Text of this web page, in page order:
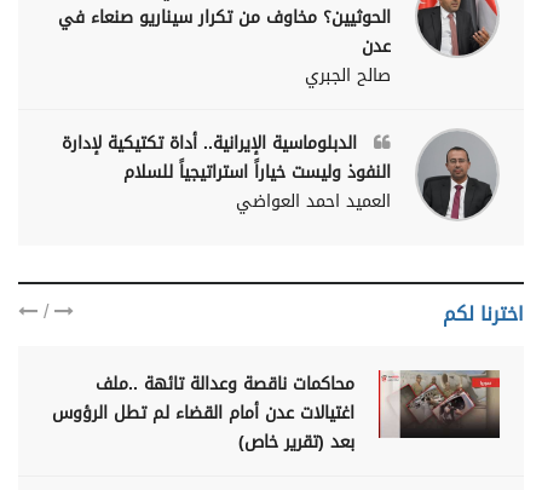
الحوثيين؟ مخاوف من تكرار سيناريو صنعاء في
عدن
صالح الجبري
الدبلوماسية الإيرانية.. أداة تكتيكية لإدارة
النفوذ وليست خياراً استراتيجياً للسلام
العميد احمد العواضي
اخترنا لكم /
محاكمات ناقصة وعدالة تائهة ..ملف
اغتيالات عدن أمام القضاء لم تطل الرؤوس
بعد (تقرير خاص)